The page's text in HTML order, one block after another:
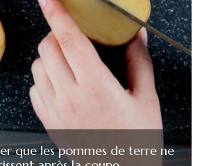
que les pommes de terre ne